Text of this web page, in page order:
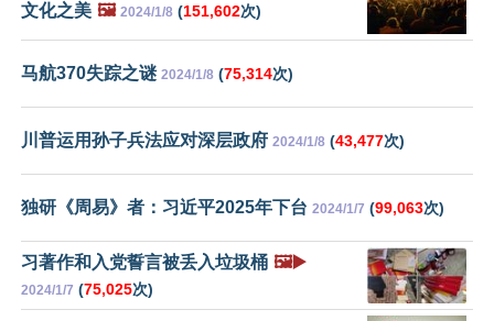
文化之美 🖼️ 2024/1/8 (151,602次)
马航370失踪之谜 2024/1/8 (75,314次)
川普运用孙子兵法应对深层政府 2024/1/8 (43,477次)
独研《周易》者：习近平2025年下台 2024/1/7 (99,063次)
习著作和入党誓言被丢入垃圾桶 🖼️▶️
2024/1/7 (75,025次)